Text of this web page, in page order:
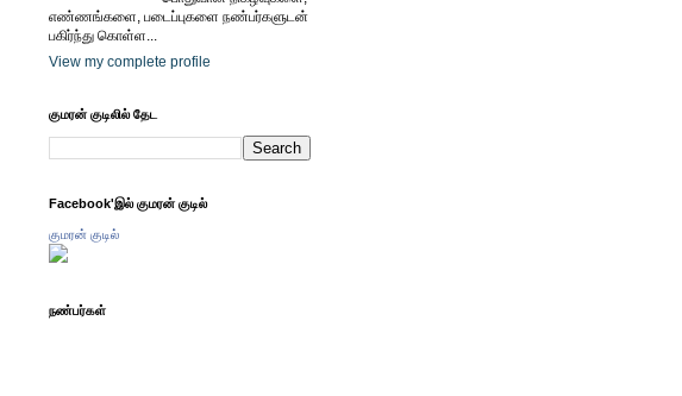
எண்ணங்களை, படைப்புகளை நண்பர்களுடன்
பகிர்ந்து கொள்ள...
View my complete profile
குமரன் குடிலில் தேட
Facebook'இல் குமரன் குடில்
குமரன் குடில்
நண்பர்கள்